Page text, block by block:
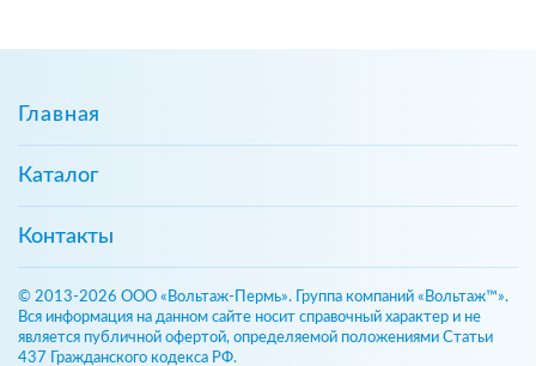
Главная
Каталог
Контакты
© 2013-2026 ООО «Вольтаж-Пермь». Группа компаний «Вольтаж™».
Вся информация на данном сайте носит справочный характер и не
является публичной офертой, определяемой положениями Статьи
437 Гражданского кодекса РФ.